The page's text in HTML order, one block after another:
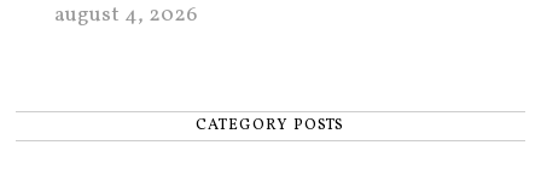
august 4, 2026
CATEGORY POSTS